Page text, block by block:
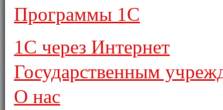
Программы 1С
1С через Интернет
Государственным
О нас